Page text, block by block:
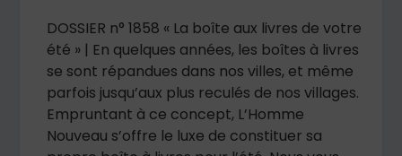
DOSSIER n° 1858 « La boîte aux livres de votre
été » | En quelques années, les boîtes à livres
se sont répandues dans nos villes, et même
parfois jusqu’aux plus reculés de nos villages.
Empruntant à ce concept, L’Homme
Nouveau s’offre le luxe de constituer sa